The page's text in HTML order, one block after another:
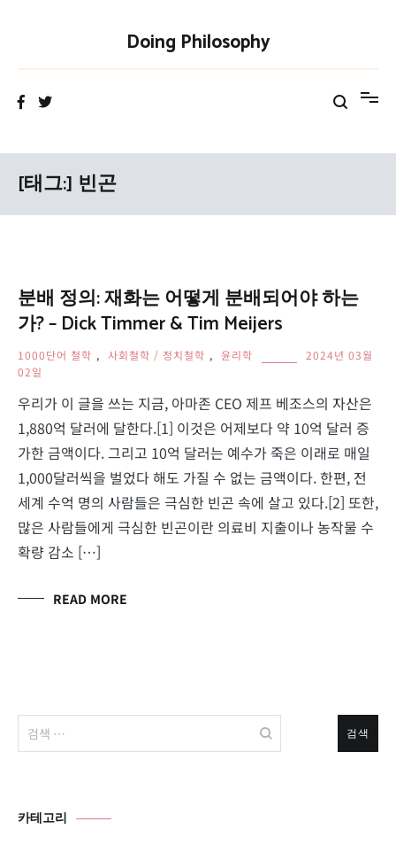
Doing Philosophy
[태그:] 빈곤
분배 정의: 재화는 어떻게 분배되어야 하는
가? – Dick Timmer & Tim Meijers
1000단어 철학 , 사회철학 / 정치철학 , 윤리학
2024년 03월
02일
우리가 이 글을 쓰는 지금, 아마존 CEO 제프 베조스의 자산은
1,880억 달러에 달한다.[1] 이것은 어제보다 약 10억 달러 증
가한 금액이다. 그리고 10억 달러는 예수가 죽은 이래로 매일
1,000달러씩을 벌었다 해도 가질 수 없는 금액이다. 한편, 전
세계 수억 명의 사람들은 극심한 빈곤 속에 살고 있다.[2] 또한,
많은 사람들에게 극심한 빈곤이란 의료비 지출이나 농작물 수
확량 감소 […]
READ MORE
검
색:
카테고리